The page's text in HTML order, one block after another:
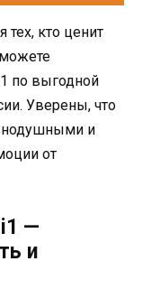
тех, кто ценит
по выгодной
Уверены, что
и
от
i1 —
и